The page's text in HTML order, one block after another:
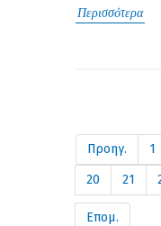
Περισσότερα
Προηγ. 1
20
21
Επομ.